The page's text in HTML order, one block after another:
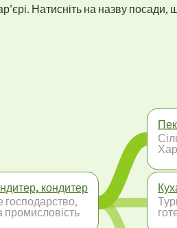
Натисніть на назву посади,
кондитер
господарство,
промисловість